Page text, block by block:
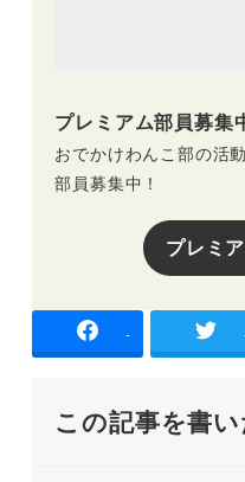
プレミアム部員募集
おでかけわんこ部の活
部員募集中！
プレミ
-
この記事を書